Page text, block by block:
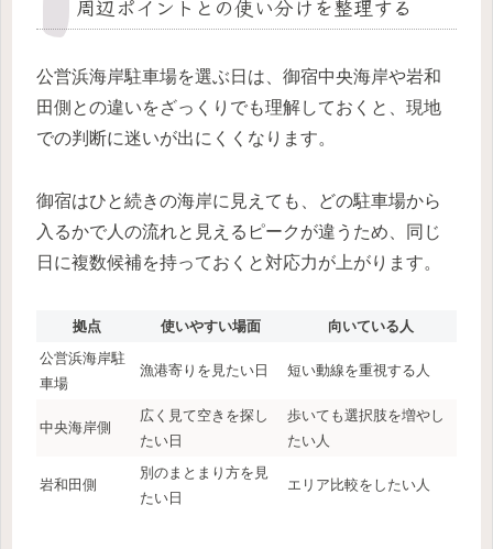
周辺ポイントとの使い分けを整理する
公営浜海岸駐車場を選ぶ日は、御宿中央海岸や岩和
田側との違いをざっくりでも理解しておくと、現地
での判断に迷いが出にくくなります。
御宿はひと続きの海岸に見えても、どの駐車場から
入るかで人の流れと見えるピークが違うため、同じ
日に複数候補を持っておくと対応力が上がります。
拠点 使いやすい場面
向いている人
公営浜海岸駐
車場
漁港寄りを見たい日 短い動線を重視する人
中央海岸側
広く見て空きを探し
たい日
歩いても選択肢を増やし
たい人
岩和田側
別のまとまり方を見
たい日
エリア比較をしたい人